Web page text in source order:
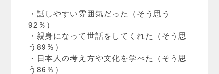
・話しやすい雰囲気だった（そう思う
92％）
・親身になって世話をしてくれた（そう思
う89％）
・日本人の考え方や文化を学べた（そう思
う86％）